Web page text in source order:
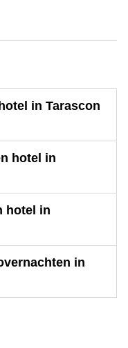
in Tarascon
hotel in
hotel in
in